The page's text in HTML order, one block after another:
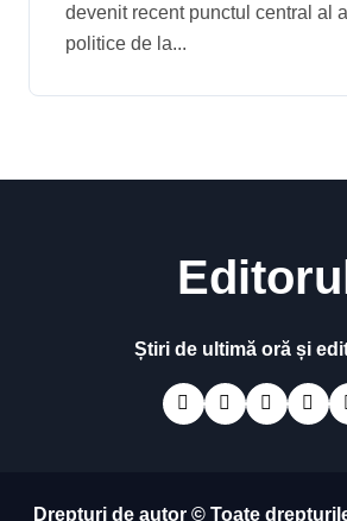
suveranismului,
de prim-plan în
internațională
devenit recent punctul central al
politice de la...
Știri de ultimă oră și
Drepturi de autor © Toate